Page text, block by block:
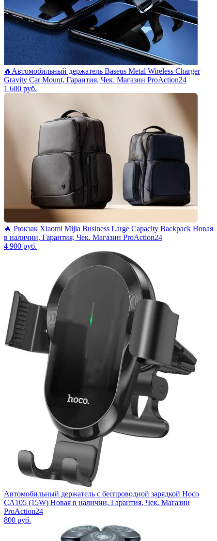
🔥Автомобильный держатель Baseus Metal Wireless Charger
Gravity Car Mount, Гарантия, Чек. Магазин ProAction24
1 600 руб.
🔥 Рюкзак Xiaomi Mijia Business Large Capacity Backpack Новая
в наличии, Гарантия, Чек. Магазин ProAction24
4 900 руб.
Автомобильный держатель с беспроводной зарядкой Hoco
CA105 (15W) Новая в наличии, Гарантия, Чек. Магазин
ProAction24
800 руб.